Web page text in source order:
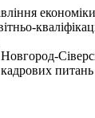
питань